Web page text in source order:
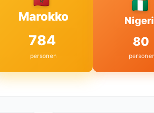
Marokko
784
personen
80